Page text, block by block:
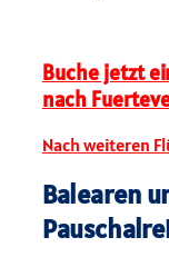
Buche jetzt
nach
Nach weiteren
Balearen